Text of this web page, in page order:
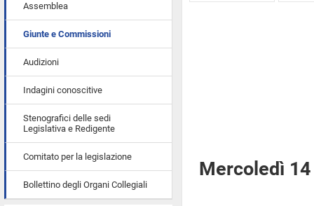
Assemblea
Giunte e Commissioni
Audizioni
Indagini conoscitive
Stenografici delle sedi
Legislativa e Redigente
Comitato per la legislazione
Bollettino degli Organi Collegiali
Mercoledì